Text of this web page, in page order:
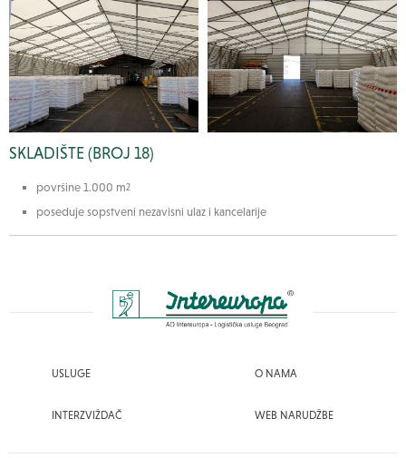
SKLADIŠTE (BROJ 18)
površine 1.000 m2
poseduje sopstveni nezavisni ulaz i kancelarije
USLUGE O NAMA
INTERZVIŽDAČ WEB NARUDŽBE